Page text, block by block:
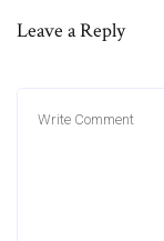
Leave a Reply